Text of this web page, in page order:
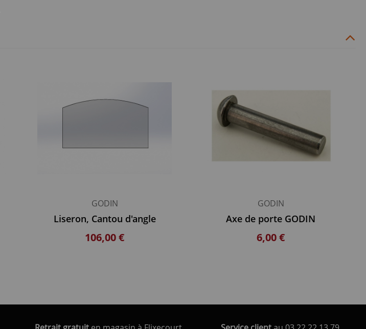
GODIN
Liseron, Cantou d'angle
106,00 €
GODIN
Axe de porte GODIN
6,00 €